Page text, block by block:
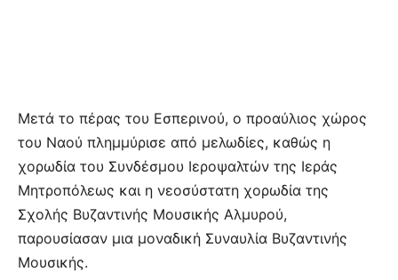
Μετά το πέρας του Εσπερινού, ο προαύλιος χώρος
του Ναού πλημμύρισε από μελωδίες, καθώς η
χορωδία του Συνδέσμου Ιεροψαλτών της Ιεράς
Μητροπόλεως και η νεοσύστατη χορωδία της
Σχολής Βυζαντινής Μουσικής Αλμυρού,
παρουσίασαν μια μοναδική Συναυλία Βυζαντινής
Μουσικής.